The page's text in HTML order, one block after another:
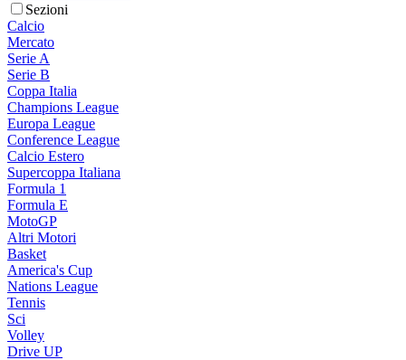
Sezioni
Calcio
Mercato
Serie A
Serie B
Coppa Italia
Champions League
Europa League
Conference League
Calcio Estero
Supercoppa Italiana
Formula 1
Formula E
MotoGP
Altri Motori
Basket
America's Cup
Nations League
Tennis
Sci
Volley
Drive UP